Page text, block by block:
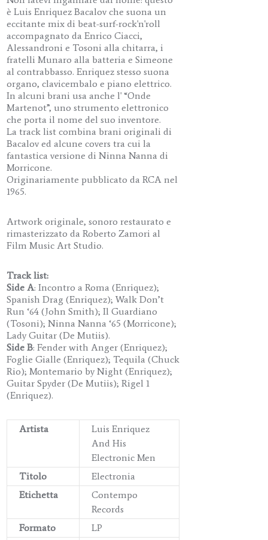
è Luis Enriquez Bacalov che suona un
eccitante mix di beat-surf-rock'n'roll
accompagnato da Enrico Ciacci,
Alessandroni e Tosoni alla chitarra, i
fratelli Munaro alla batteria e Simeone
al contrabbasso. Enriquez stesso suona
organo, clavicembalo e piano elettrico.
In alcuni brani usa anche l' “Onde
Martenot”, uno strumento elettronico
che porta il nome del suo inventore.
La track list combina brani originali di
Bacalov ed alcune covers tra cui la
fantastica versione di Ninna Nanna di
Morricone.
Originariamente pubblicato da RCA nel
1965.
Artwork originale, sonoro restaurato e
rimasterizzato da Roberto Zamori al
Film Music Art Studio.
Track list:
Side A: Incontro a Roma (Enriquez);
Spanish Drag (Enriquez); Walk Don’t
Run ‘64 (John Smith); Il Guardiano
(Tosoni); Ninna Nanna ‘65 (Morricone);
Lady Guitar (De Mutiis).
Side B: Fender with Anger (Enriquez);
Foglie Gialle (Enriquez); Tequila (Chuck
Rio); Montemario by Night (Enriquez);
Guitar Spyder (De Mutiis); Rigel 1
(Enriquez).
Artista
Luis Enriquez
And His
Electronic Men
Titolo
Electronia
Etichetta
Contempo
Records
Formato
LP